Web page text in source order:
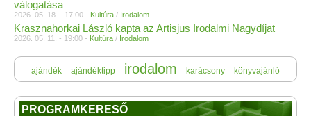
válogatása
2026. 05. 18. - 17:00 - Kultúra / Irodalom
Krasznahorkai László kapta az Artisjus Irodalmi Nagydíjat
2026. 05. 11. - 19:00 - Kultúra / Irodalom
ajándék ajándéktipp irodalom karácsony könyvajánló
PROGRAMKERESŐ